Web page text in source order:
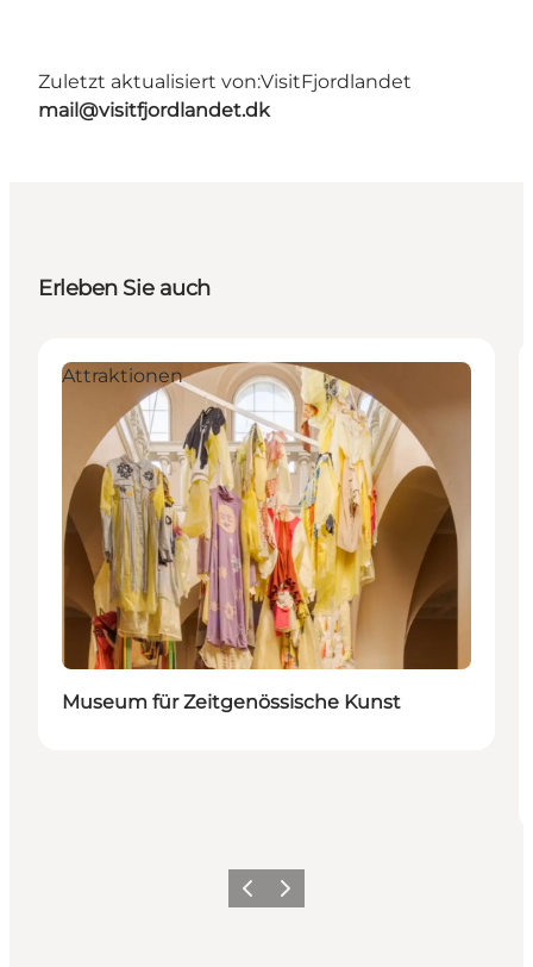
Zuletzt aktualisiert von:VisitFjordlandet
mail@visitfjordlandet.dk
Erleben Sie auch
Attraktionen
Museum für Zeitgenössische Kunst
Vorherige Folie
Nächste Folie